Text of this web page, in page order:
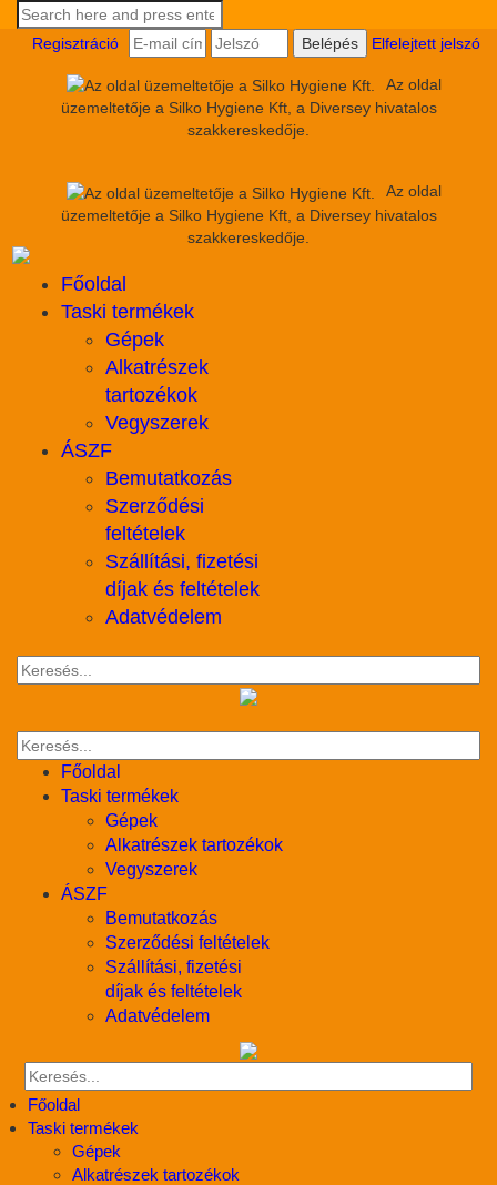
Regisztráció Elfelejtett jelszó
Az oldal
üzemeltetője a Silko Hygiene Kft, a Diversey hivatalos
szakkereskedője.
Az oldal
üzemeltetője a Silko Hygiene Kft, a Diversey hivatalos
szakkereskedője.
Főoldal
Taski termékek
Gépek
Alkatrészek
tartozékok
Vegyszerek
ÁSZF
Bemutatkozás
Szerződési
feltételek
Szállítási, fizetési
díjak és feltételek
Adatvédelem
Főoldal
Taski termékek
Gépek
Alkatrészek tartozékok
Vegyszerek
ÁSZF
Bemutatkozás
Szerződési feltételek
Szállítási, fizetési
díjak és feltételek
Adatvédelem
Főoldal
Taski termékek
Gépek
Alkatrészek tartozékok